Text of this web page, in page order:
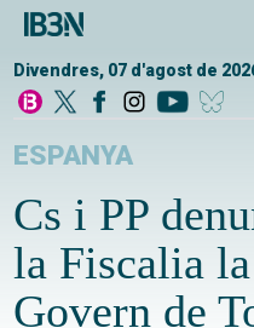
Divendres, 07 d'agost de
ESPANYA
Cs i PP
la Fiscalia
Govern de